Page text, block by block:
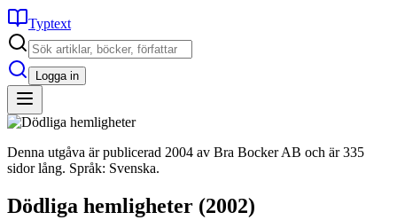
Typtext
Logga in
Denna utgåva är publicerad 2004 av Bra Bocker AB och är 335
sidor lång. Språk: Svenska.
Dödliga hemligheter (2002)